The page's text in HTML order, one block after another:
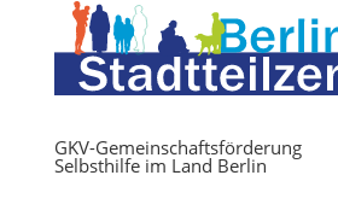
GKV-Gemeinschaftsförderung
Selbsthilfe im Land Berlin